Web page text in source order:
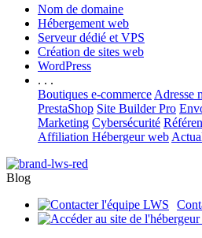
Nom de domaine
Hébergement web
Serveur dédié et VPS
Création de sites web
WordPress
. . .
Boutiques e-commerce Adresse
PrestaShop Site Builder Pro
Marketing Cybersécurité
Affiliation Hébergeur web
Blog